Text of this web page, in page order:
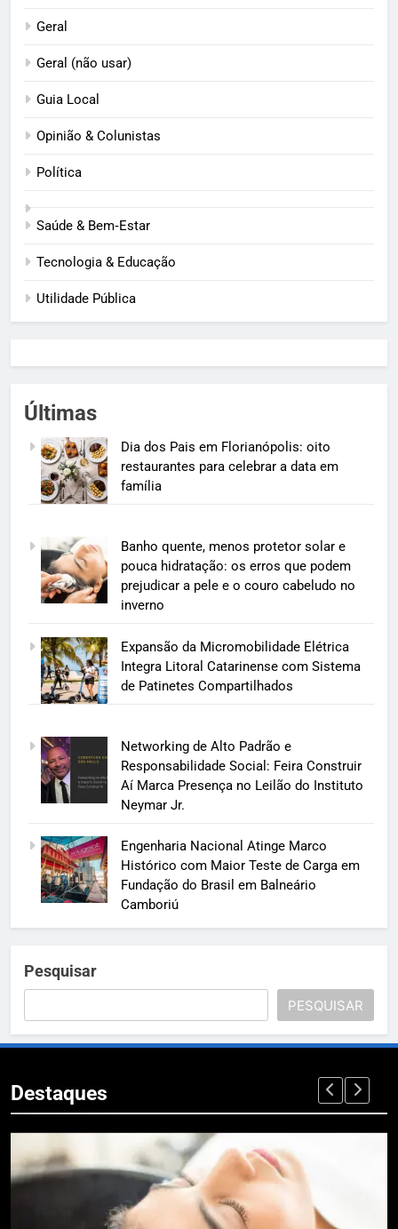
Geral
Geral (não usar)
Guia Local
Opinião & Colunistas
Política
Saúde & Bem‑Estar
Tecnologia & Educação
Utilidade Pública
Últimas
Dia dos Pais em Florianópolis: oito
restaurantes para celebrar a data em
família
Banho quente, menos protetor solar e
pouca hidratação: os erros que podem
prejudicar a pele e o couro cabeludo no
inverno
Expansão da Micromobilidade Elétrica
Integra Litoral Catarinense com Sistema
de Patinetes Compartilhados
Networking de Alto Padrão e
Responsabilidade Social: Feira Construir
Aí Marca Presença no Leilão do Instituto
Neymar Jr.
Engenharia Nacional Atinge Marco
Histórico com Maior Teste de Carga em
Fundação do Brasil em Balneário
Camboriú
Pesquisar
PESQUISAR
Destaques